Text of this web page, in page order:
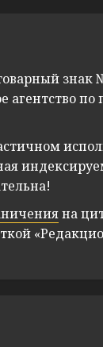
знак
агентство по
на